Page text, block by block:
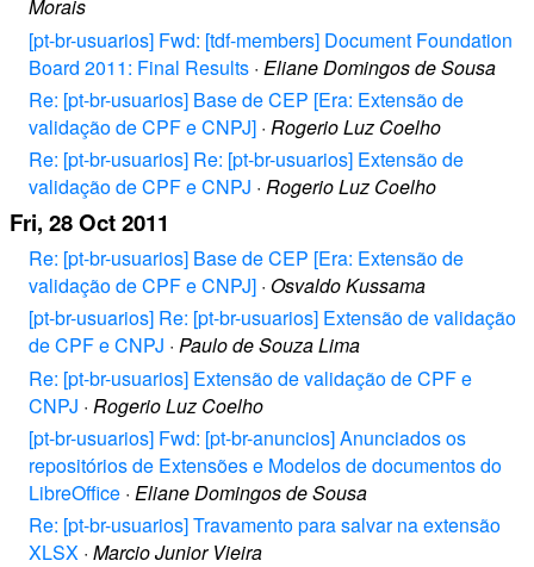
Morais
[pt-br-usuarios] Fwd: [tdf-members] Document Foundation
Board 2011: Final Results · Eliane Domingos de Sousa
Re: [pt-br-usuarios] Base de CEP [Era: Extensão de
validação de CPF e CNPJ] · Rogerio Luz Coelho
Re: [pt-br-usuarios] Re: [pt-br-usuarios] Extensão de
validação de CPF e CNPJ · Rogerio Luz Coelho
Fri, 28 Oct 2011
Re: [pt-br-usuarios] Base de CEP [Era: Extensão de
validação de CPF e CNPJ] · Osvaldo Kussama
[pt-br-usuarios] Re: [pt-br-usuarios] Extensão de validação
de CPF e CNPJ · Paulo de Souza Lima
Re: [pt-br-usuarios] Extensão de validação de CPF e
CNPJ · Rogerio Luz Coelho
[pt-br-usuarios] Fwd: [pt-br-anuncios] Anunciados os
repositórios de Extensões e Modelos de documentos do
LibreOffice · Eliane Domingos de Sousa
Re: [pt-br-usuarios] Travamento para salvar na extensão
XLSX · Marcio Junior Vieira